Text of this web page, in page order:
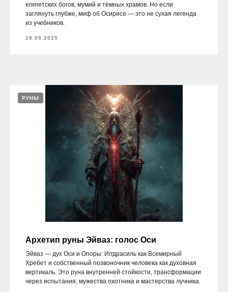
египетских богов, мумий и тёмных храмов. Но если
заглянуть глубже, миф об Осирисе — это не сухая легенда
из учебников.
28.09.2025
РУНЫ
Архетип руны Эйваз: голос Оси
Эйваз — дух Оси и Опоры: Иггдрасиль как Всемирный
Хребет и собственный позвоночник человека как духовная
вертикаль. Это руна внутренней стойкости, трансформации
через испытания, мужества охотника и мастерства лучника.